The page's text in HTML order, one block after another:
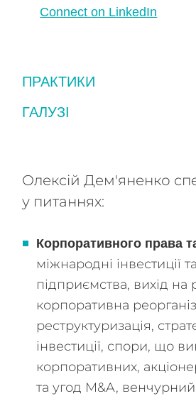
Connect on LinkedIn
ПРАКТИКИ
Банківське та фінансове
Трудове та імміграційне
ГАЛУЗІ
Авіація
Військова та оборонна
Олексій Дем'яненко
у питаннях:
Корпоративного права
міжнародні інвестиції
підприємства, вихід на
корпоративна
реструктуризація,
інвестиції, спори, що
корпоративних,
та угод M&A, венчурний